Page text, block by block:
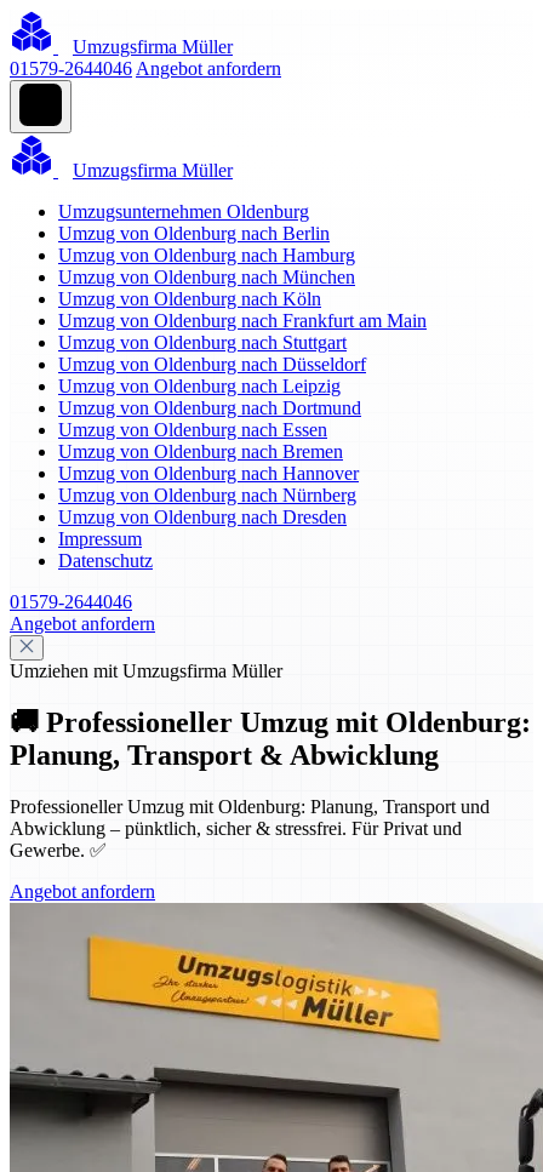
Umzugsfirma Müller
01579-2644046 Angebot anfordern
Umzugsfirma Müller
Umzugsunternehmen Oldenburg
Umzug von Oldenburg nach Berlin
Umzug von Oldenburg nach Hamburg
Umzug von Oldenburg nach München
Umzug von Oldenburg nach Köln
Umzug von Oldenburg nach Frankfurt am Main
Umzug von Oldenburg nach Stuttgart
Umzug von Oldenburg nach Düsseldorf
Umzug von Oldenburg nach Leipzig
Umzug von Oldenburg nach Dortmund
Umzug von Oldenburg nach Essen
Umzug von Oldenburg nach Bremen
Umzug von Oldenburg nach Hannover
Umzug von Oldenburg nach Nürnberg
Umzug von Oldenburg nach Dresden
Impressum
Datenschutz
01579-2644046
Angebot anfordern
Umziehen mit Umzugsfirma Müller
🚚 Professioneller Umzug mit Oldenburg:
Planung, Transport & Abwicklung
Professioneller Umzug mit Oldenburg: Planung, Transport und
Abwicklung – pünktlich, sicher & stressfrei. Für Privat und
Gewerbe. ✅
Angebot anfordern